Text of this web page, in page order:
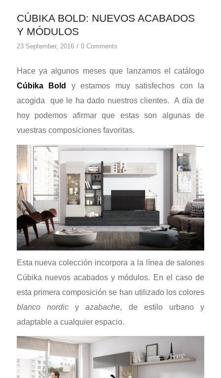
CÚBIKA BOLD: NUEVOS ACABADOS
Y MÓDULOS
23 September, 2016 / 0 Comments
Hace ya algunos meses que lanzamos el catálogo
Cúbika Bold
y estamos muy satisfechos con la
acogida que le ha dado nuestros clientes. A día de
hoy podemos afirmar que estas son algunas de
vuestras composiciones favoritas.
Esta nueva colección incorpora a la línea de salones
Cúbika nuevos acabados y módulos. En el caso de
esta primera composición se han utilizado los colores
blanco nordicyazabache, de estilo urbano y
adaptable a cualquier espacio.